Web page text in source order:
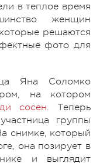
в теплое время
женщин
решаются
фото для
Яна Соломко
на котором
сосен. Теперь
группы
снимке, который
она позирует в
и выглядит